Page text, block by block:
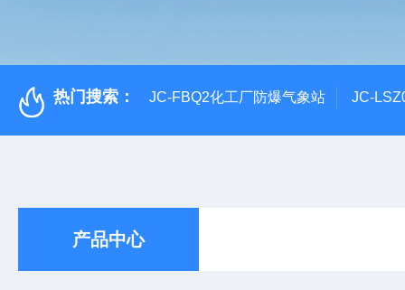
热门搜索： JC-FBQ2化工厂防爆气象站 JC-
产品中心